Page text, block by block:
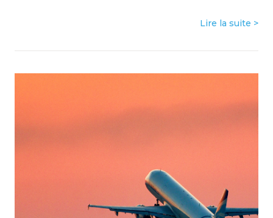
Lire la suite >